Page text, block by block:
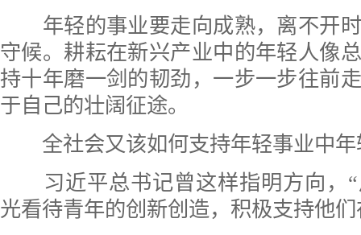
年轻的事业要走向成熟，离不开时
守候。耕耘在新兴产业中的年轻人像
持十年磨一剑的韧劲，一步一步往前
于自己的壮阔征途。
全社会又该如何支持年轻事业中年
习近平总书记曾这样指明方向，“
光看待青年的创新创造，积极支持他